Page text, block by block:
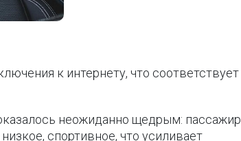
к интернету, что соответствует
неожиданно щедрым: пассажир
спортивное, что усиливает